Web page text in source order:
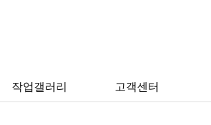
작업갤러리 고객센터
작업갤러리 > 작업갤러리